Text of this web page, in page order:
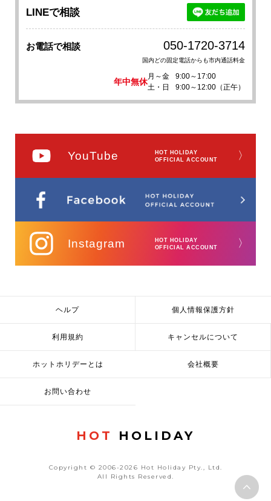
LINEで相談
お電話で相談 050-1720-3714
国内どの固定電話からも市内通話料金
年中無休
月～金
9:00～17:00
土・日
9:00～12:00（正午）
YouTube
HOT HOLIDAY
OFFICIAL ACCOUNT
〉
Instagram
HOT HOLIDAY
OFFICIAL ACCOUNT
〉
ヘルプ 個人情報保護方針
利用規約 キャンセルについて
ホットホリデーとは 会社概要
お問い合わせ
HOT HOLIDAY
Copyright © 2006-2026 Hot Holiday Pty., Ltd.
All Rights Reserved.